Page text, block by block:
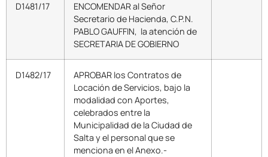
D1481/17
ENCOMENDAR al Señor
Secretario de Hacienda, C.P.N.
PABLO GAUFFIN, la atención de
SECRETARIA DE GOBIERNO
D1482/17
APROBAR los Contratos de
Locación de Servicios, bajo la
modalidad con Aportes,
celebrados entre la
Municipalidad de la Ciudad de
Salta y el personal que se
menciona en el Anexo.-